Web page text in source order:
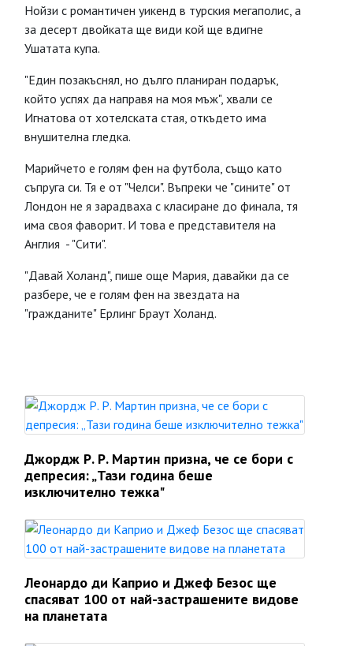
Нойзи с романтичен уикенд в турския мегаполис, а
за десерт двойката ще види кой ще вдигне
Ушатата купа.
"Един позакъснял, но дълго планиран подарък,
който успях да направя на моя мъж", хвали се
Игнатова от хотелската стая, откъдето има
внушителна гледка.
Марийчето е голям фен на футбола, също като
съпруга си. Тя е от "Челси". Въпреки че "сините" от
Лондон не я зарадваха с класиране до финала, тя
има своя фаворит. И това е представителя на
Англия - "Сити".
"Давай Холанд", пише още Мария, давайки да се
разбере, че е голям фен на звездата на
"гражданите" Ерлинг Браут Холанд.
Джордж Р. Р. Мартин призна, че се бори с
депресия: „Тази година беше
изключително тежка"
Леонардо ди Каприо и Джеф Безос ще
спасяват 100 от най-застрашените видове
на планетата